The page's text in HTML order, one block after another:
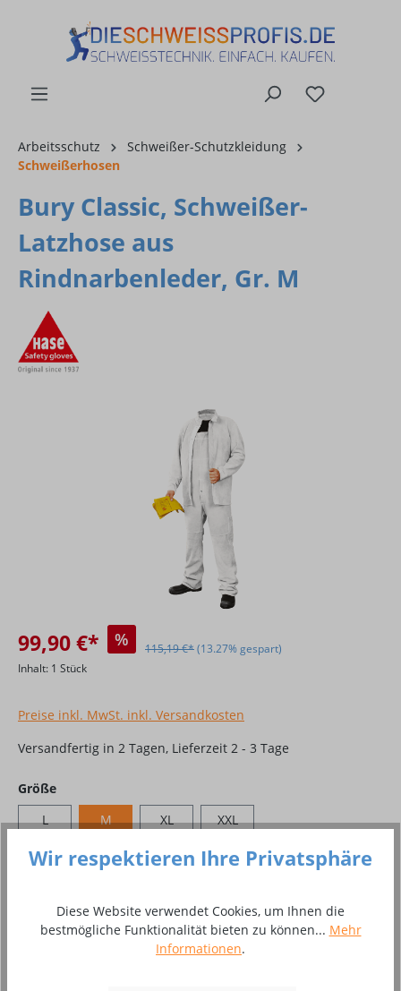
Arbeitsschutz
Schweißer-Schutzkleidung
Schweißerhosen
Bury Classic, Schweißer-
Latzhose aus
Rindnarbenleder, Gr. M
99,90 €* % 115,19 €*(13.27% gespart)
Inhalt: 1 Stück
Preise inkl. MwSt. inkl. Versandkosten
Versandfertig in 2 Tagen, Lieferzeit 2 - 3 Tage
Größeauswählen
L
M XL XXL
Produkt Anzahl: Gib den gewünschten
Stück
In den Warenkorb
Zum Merkzettel hinzufügen
Wir respektieren Ihre Privatsphäre
Diese Website verwendet Cookies, um Ihnen die
bestmögliche Funktionalität bieten zu können... Mehr
Informationen.